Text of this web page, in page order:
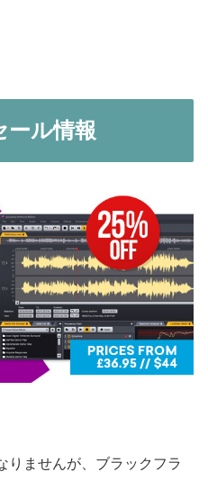
ル情報
りませんが、ブラックフラ